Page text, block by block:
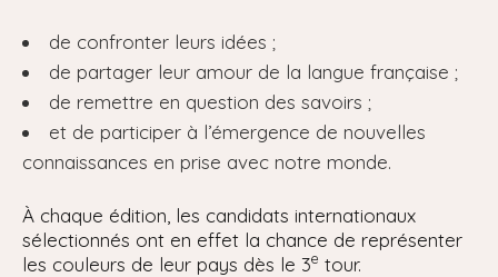
de confronter leurs idées ;
de partager leur amour de la langue française ;
de remettre en question des savoirs ;
et de participer à l’émergence de nouvelles
connaissances en prise avec notre monde.
À chaque édition, les candidats internationaux
sélectionnés ont en effet la chance de représenter
les couleurs de leur pays dès le 3e tour.